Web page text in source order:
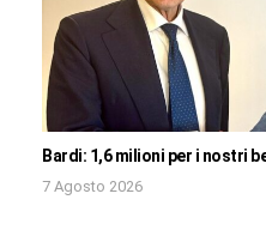
Bardi: 1,6 milioni per i nostri
7 Agosto 2026